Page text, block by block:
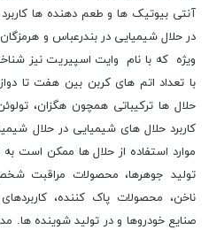
آنتی بیوتیک‌ ها و طعم دهنده‌ ها
در حلال شیمیایی در بندرعباس و
ویژه که با نام وایت اسپیریت نیز
با تعداد اتم های کربن بین هفت تا
حلال ها ترکیباتی همچون هگزان،
کاربرد حلال های شیمیایی در حلال
موارد استفاده از حلال ها ممکن است
تولید جوهرها، محصولات مراقبت
ناخن، محصولات پاک کننده،
صنایع خودروها و در تولید شوینده ها.